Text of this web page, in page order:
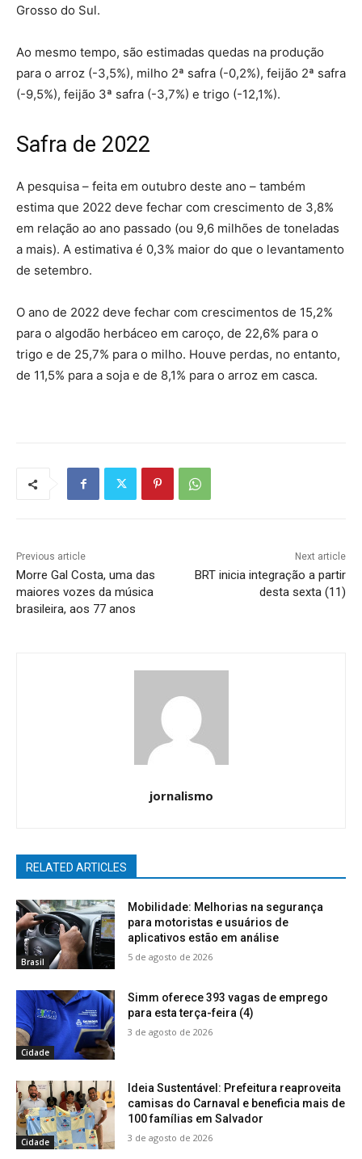
Grosso do Sul.
Ao mesmo tempo, são estimadas quedas na produção
para o arroz (-3,5%), milho 2ª safra (-0,2%), feijão 2ª safra
(-9,5%), feijão 3ª safra (-3,7%) e trigo (-12,1%).
Safra de 2022
A pesquisa – feita em outubro deste ano – também
estima que 2022 deve fechar com crescimento de 3,8%
em relação ao ano passado (ou 9,6 milhões de toneladas
a mais). A estimativa é 0,3% maior do que o levantamento
de setembro.
O ano de 2022 deve fechar com crescimentos de 15,2%
para o algodão herbáceo em caroço, de 22,6% para o
trigo e de 25,7% para o milho. Houve perdas, no entanto,
de 11,5% para a soja e de 8,1% para o arroz em casca.
Previous article
Morre Gal Costa, uma das
maiores vozes da música
brasileira, aos 77 anos
Next article
BRT inicia integração a partir
desta sexta (11)
jornalismo
RELATED ARTICLES
Brasil
Mobilidade: Melhorias na segurança
para motoristas e usuários de
aplicativos estão em análise
5 de agosto de 2026
Cidade
Simm oferece 393 vagas de emprego
para esta terça-feira (4)
3 de agosto de 2026
Cidade
Ideia Sustentável: Prefeitura reaproveita
camisas do Carnaval e beneficia mais de
100 famílias em Salvador
3 de agosto de 2026